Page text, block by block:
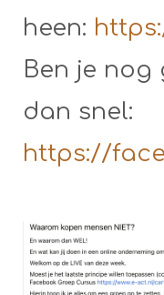
heen:
Ben je nog
dan snel:
https://